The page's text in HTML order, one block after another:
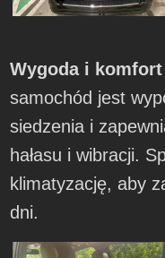
Wygoda i
samochód jest
siedzenia i
hałasu i wibracji.
klimatyzację, aby
dni.